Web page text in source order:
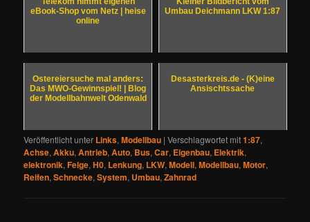
eBook-Shop vom Netz | heise
online
Umbau Deichmann LKW 1:87
Ostereiersuche mal anders:
Das MWO-Gewinnspiel! | Blog
der Modellbahnwelt Odenwald
Desasterkreis.de - (K)eine
Ansischtssache
Veröffentlicht unter Links,Modellbau |Verschlagwortet mit1:87,
Achse,Akku,Antrieb,Auto, Bus,Car, Eigenbau, Elektrik,
elektronik,Felge,H0, Lenkung, LKW,Modell,Modellbau,Motor,
Reifen,Schnecke,System, Umbau,Zahnrad